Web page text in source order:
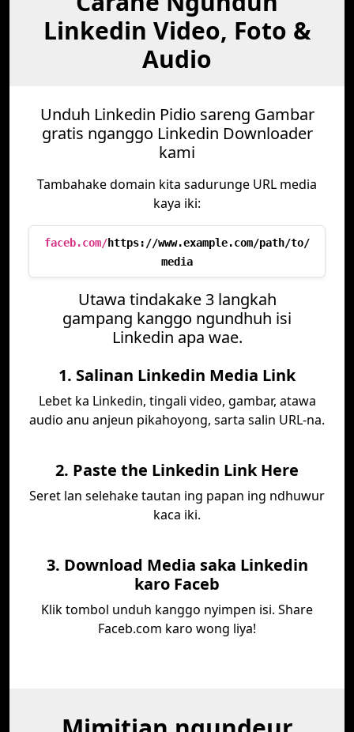
Linkedin Video, Foto &
Audio
Unduh Linkedin Pidio sareng Gambar
gratis nganggo Linkedin Downloader
kami
Tambahake domain kita sadurunge URL media
kaya iki:
faceb.com/https://www.example.com/path/to/
media
Utawa tindakake 3 langkah
gampang kanggo ngundhuh isi
Linkedin apa wae.
1. Salinan Linkedin Media Link
Lebet ka Linkedin, tingali video, gambar, atawa
audio anu anjeun pikahoyong, sarta salin URL-na.
2. Paste the Linkedin Link Here
Seret lan selehake tautan ing papan ing ndhuwur
kaca iki.
3. Download Media saka Linkedin
karo Faceb
Klik tombol unduh kanggo nyimpen isi. Share
Faceb.com karo wong liya!